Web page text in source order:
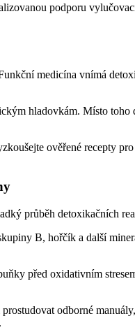
podporu
medicína vnímá
hladovkám. Místo
ověřené recepty
průběh detoxikačních
B, hořčík a další
před oxidativním
odborné
.